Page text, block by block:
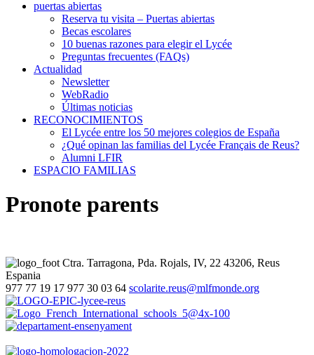
puertas abiertas
Reserva tu visita – Puertas abiertas
Becas escolares
10 buenas razones para elegir el Lycée
Preguntas frecuentes (FAQs)
Actualidad
Newsletter
WebRadio
Últimas noticias
RECONOCIMIENTOS
El Lycée entre los 50 mejores colegios de España
¿Qué opinan las familias del Lycée Français de Reus?
Alumni LFIR
ESPACIO FAMILIAS
Pronote parents
Ctra. Tarragona, Pda. Rojals, IV, 22 43206, Reus
Espania
977 77 19 17 977 30 03 64 scolarite.reus@mlfmonde.org